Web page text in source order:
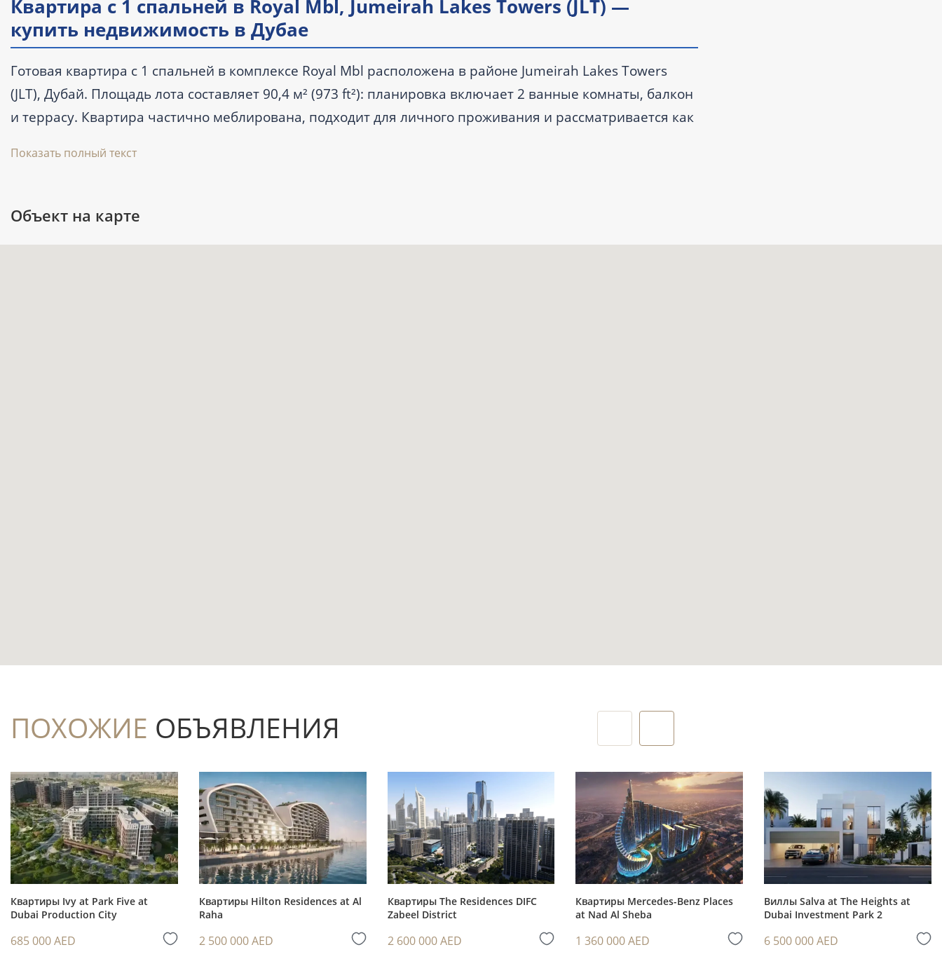
Квартира с 1 спальней в Royal Mbl, Jumeirah Lakes Towers (JLT) —
купить недвижимость в Дубае
Готовая квартира с 1 спальней в комплексе Royal Mbl расположена в районе Jumeirah Lakes Towers
(JLT), Дубай. Площадь лота составляет 90,4 м² (973 ft²): планировка включает 2 ванные комнаты, балкон
и террасу. Квартира частично меблирована, подходит для личного проживания и рассматривается как
Тип: квартира с 1 спальней и 2 ванными комнатами.
Балкон и терраса расширяют приватное пространство квартиры и позволяют использовать его
Готовый статус даёт возможность осмотреть реальный лот, оценить видовые характеристики,
состояние общих зон и фактическое окружение дома перед покупкой.
Бассейн, парковка и лифт формируют базовый набор удобств для ежедневной жизни в высотном
жилом комплексе.
Расстояние 1,2 км до станции DMCC Metro Station удобно для тех, кто сочетает автомобильные
поездки с общественным транспортом.
Инвестиционный потенциал
Готовая квартира позволяет рассматривать аренду с первого месяца после оформления сделки и
Показать полный текст
Объект на карте
ПОХОЖИЕ ОБЪЯВЛЕНИЯ
Квартиры Ivy at Park Five at
Dubai Production City
685 000 AED
Квартиры Hilton Residences at Al
Raha
2 500 000 AED
Квартиры The Residences DIFC
Zabeel District
2 600 000 AED
Квартиры Mercedes-Benz Places
at Nad Al Sheba
1 360 000 AED
Виллы Salva at The Heights at
Dubai Investment Park 2
6 500 000 AED